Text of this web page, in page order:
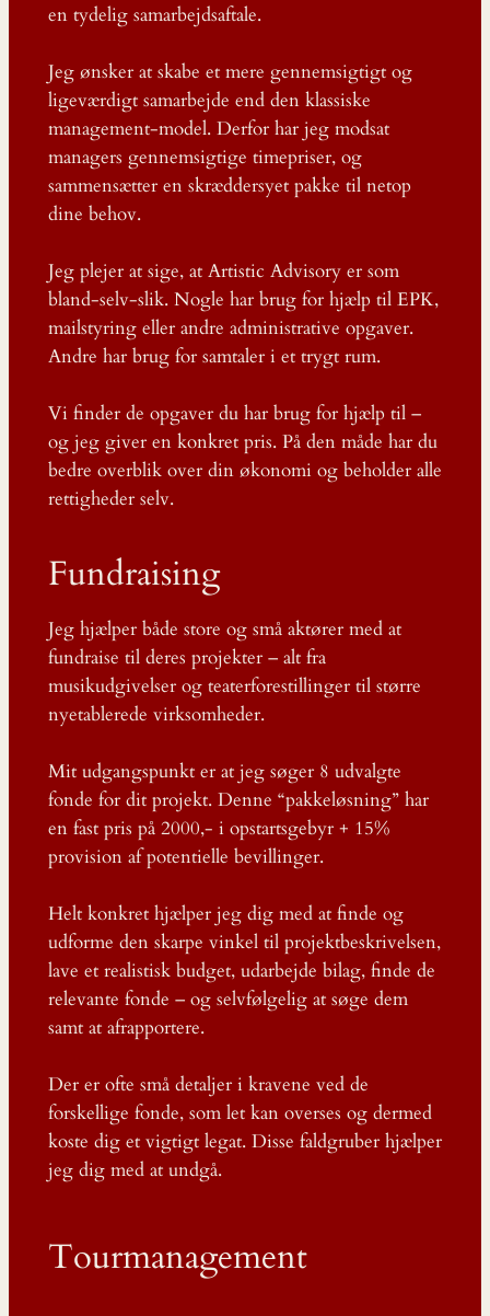
en tydelig samarbejdsaftale.
Jeg ønsker at skabe et mere gennemsigtigt og
ligeværdigt samarbejde end den klassiske
management-model. Derfor har jeg modsat
managers gennemsigtige timepriser, og
sammensætter en skræddersyet pakke til netop
dine behov.
Jeg plejer at sige, at Artistic Advisory er som
bland-selv-slik. Nogle har brug for hjælp til EPK,
mailstyring eller andre administrative opgaver.
Andre har brug for samtaler i et trygt rum.
Vi finder de opgaver du har brug for hjælp til –
og jeg giver en konkret pris. På den måde har du
bedre overblik over din økonomi og beholder alle
rettigheder selv.
Fundraising
Jeg hjælper både store og små aktører med at
fundraise til deres projekter – alt fra
musikudgivelser og teaterforestillinger til større
nyetablerede virksomheder.
Mit udgangspunkt er at jeg søger 8 udvalgte
fonde for dit projekt. Denne “pakkeløsning” har
en fast pris på 2000,- i opstartsgebyr + 15%
provision af potentielle bevillinger.
Helt konkret hjælper jeg dig med at finde og
udforme den skarpe vinkel til projektbeskrivelsen,
lave et realistisk budget, udarbejde bilag, finde de
relevante fonde – og selvfølgelig at søge dem
samt at afrapportere.
Der er ofte små detaljer i kravene ved de
forskellige fonde, som let kan overses og dermed
koste dig et vigtigt legat. Disse faldgruber hjælper
jeg dig med at undgå.
Tourmanagement